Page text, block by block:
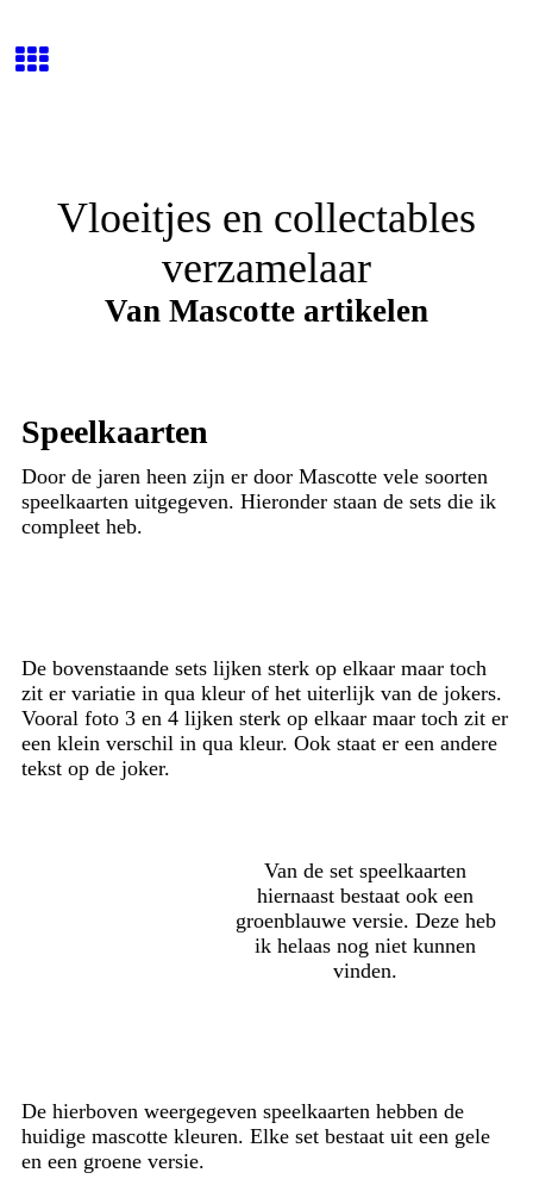
Vloeitjes en collectables
verzamelaar
Van Mascotte artikelen
Speelkaarten
Door de jaren heen zijn er door Mascotte vele soorten
speelkaarten uitgegeven. Hieronder staan de sets die ik
compleet heb.
De bovenstaande sets lijken sterk op elkaar maar toch
zit er variatie in qua kleur of het uiterlijk van de jokers.
Vooral foto 3 en 4 lijken sterk op elkaar maar toch zit er
een klein verschil in qua kleur. Ook staat er een andere
tekst op de joker.
Van de set speelkaarten
hiernaast bestaat ook een
groenblauwe versie. Deze heb
ik helaas nog niet kunnen
vinden.
De hierboven weergegeven speelkaarten hebben de
huidige mascotte kleuren. Elke set bestaat uit een gele
en een groene versie.